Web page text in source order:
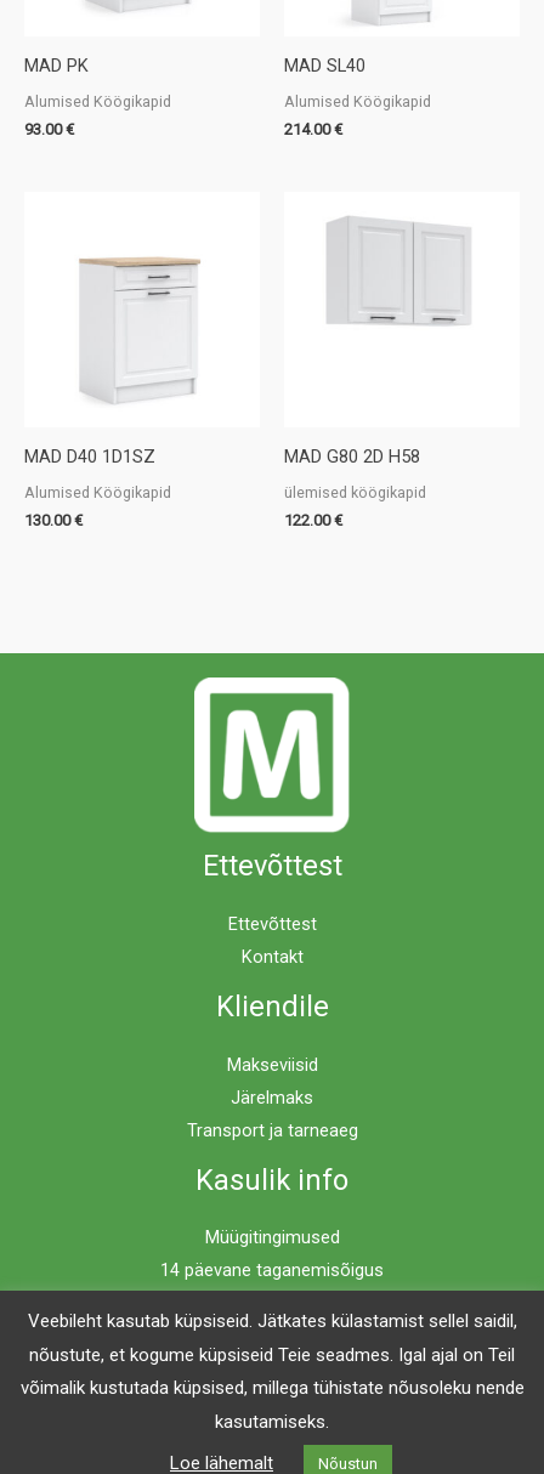
MAD PK
Alumised Köögikapid
93.00€
MAD SL40
Alumised Köögikapid
214.00€
MAD D40 1D1SZ
Alumised Köögikapid
130.00€
MAD G80 2D H58
ülemised köögikapid
122.00€
Ettevõttest
Ettevõttest
Kontakt
Kliendile
Makseviisid
Järelmaks
Transport ja tarneaeg
Kasulik info
Müügitingimused
14 päevane taganemisõigus
Copyright © 2026 Mööblimaailm | Powered by Mööblimaailm
Veebileht kasutab küpsiseid. Jätkates külastamist sellel saidil,
nõustute, et kogume küpsiseid Teie seadmes. Igal ajal on Teil
võimalik kustutada küpsised, millega tühistate nõusoleku nende
kasutamiseks.
Loe lähemalt
Nõustun